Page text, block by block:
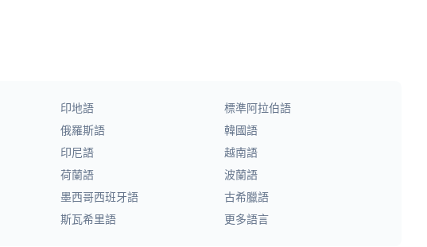
印地語
標準阿拉伯語
俄羅斯語
韓國語
印尼語
越南語
荷蘭語
波蘭語
墨西哥西班牙語
古希臘語
斯瓦希里語 更多語言